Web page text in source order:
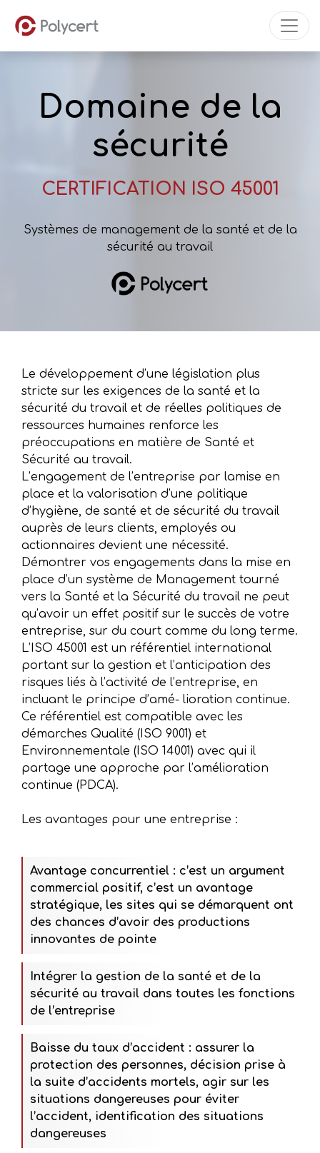
Domaine de la
sécurité
CERTIFICATION ISO 45001
Systèmes de management de la santé et de la
sécurité au travail
Le développement d’une législation plus
stricte sur les exigences de la santé et la
sécurité du travail et de réelles politiques de
ressources humaines renforce les
préoccupations en matière de Santé et
Sécurité au travail.
L’engagement de l’entreprise par lamise en
place et la valorisation d’une politique
d’hygiène, de santé et de sécurité du travail
auprès de leurs clients, employés ou
actionnaires devient une nécessité.
Démontrer vos engagements dans la mise en
place d’un système de Management tourné
vers la Santé et la Sécurité du travail ne peut
qu’avoir un effet positif sur le succès de votre
entreprise, sur du court comme du long terme.
L’ISO 45001 est un référentiel international
portant sur la gestion et l’anticipation des
risques liés à l’activité de l’entreprise, en
incluant le principe d’amé- lioration continue.
Ce référentiel est compatible avec les
démarches Qualité (ISO 9001) et
Environnementale (ISO 14001) avec qui il
partage une approche par l’amélioration
continue (PDCA).
Les avantages pour une entreprise :
Avantage concurrentiel : c’est un argument
commercial positif, c’est un avantage
stratégique, les sites qui se démarquent ont
des chances d’avoir des productions
innovantes de pointe
Intégrer la gestion de la santé et de la
sécurité au travail dans toutes les fonctions
de l’entreprise
Baisse du taux d’accident : assurer la
protection des personnes, décision prise à
la suite d’accidents mortels, agir sur les
situations dangereuses pour éviter
l’accident, identification des situations
dangereuses